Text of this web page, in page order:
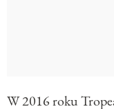
W 2016 roku